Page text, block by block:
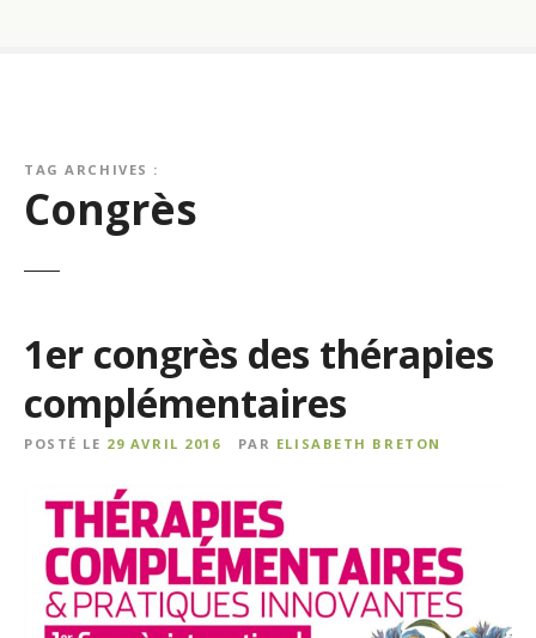
TAG ARCHIVES :
Congrès
1er congrès des thérapies
complémentaires
POSTÉ LE 29 AVRIL 2016 PAR ELISABETH BRETON